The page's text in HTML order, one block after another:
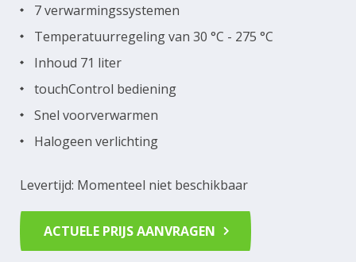
Levertijd: Momenteel niet beschikbaar
7 verwarmingssystemen
Temperatuurregeling van 30 °C - 275 °C
Inhoud 71 liter
touchControl bediening
Snel voorverwarmen
Halogeen verlichting
ACTUELE PRIJS AANVRAGEN